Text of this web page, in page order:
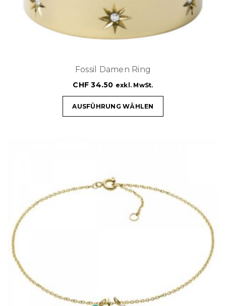
Fossil Damen Ring
CHF 34.50 exkl. MwSt.
AUSFÜHRUNG WÄHLEN